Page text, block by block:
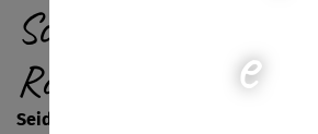
Schnitzeljagd: Auf
Robin Hoods
Seid ihr auch so tapfer wie Robin
e